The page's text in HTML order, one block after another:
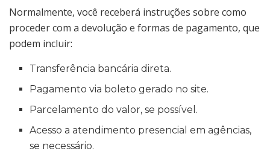
Normalmente, você receberá instruções sobre como
proceder com a devolução e formas de pagamento, que
podem incluir:
Transferência bancária direta.
Pagamento via boleto gerado no site.
Parcelamento do valor, se possível.
Acesso a atendimento presencial em agências,
se necessário.